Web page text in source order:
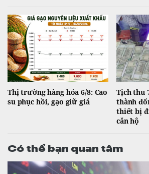
Thị trường hàng hóa 6/8: Cao
su phục hồi, gạo giữ giá
Tịch thu
thành
thiết bị
căn hộ
Có thể bạn quan tâm